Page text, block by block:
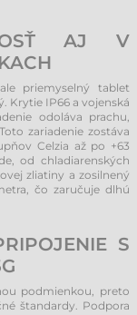
AJ V
priemyselný tablet
Krytie IP66 a vojenská
odoláva prachu,
zariadenie zostáva
Celzia až po +63
od chladiarenských
zliatiny a zosilnený
čo zaručuje dlhú
S
podmienkou, preto
štandardy. Podpora